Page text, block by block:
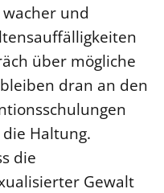
und
über mögliche
dran an den
Haltung.
die
Gewalt